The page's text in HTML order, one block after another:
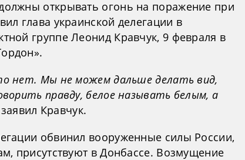
открывать огонь на поражение при
глава украинской делегации в
группе Леонид Кравчук, 9 февраля в
нет. Мы не можем дальше делать вид,
правду, белое называть белым, а
Кравчук.
обвинил вооруженные силы России,
присутствуют в Донбассе. Возмущение